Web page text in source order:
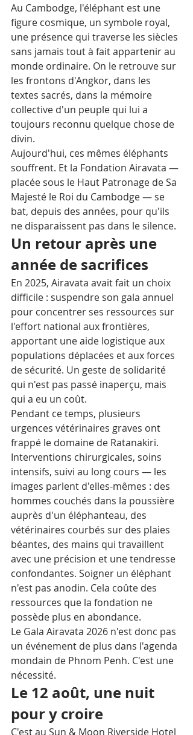
Au Cambodge, l'éléphant est une
figure cosmique, un symbole royal,
une présence qui traverse les siècles
sans jamais tout à fait appartenir au
monde ordinaire. On le retrouve sur
les frontons d'Angkor, dans les
textes sacrés, dans la mémoire
collective d'un peuple qui lui a
toujours reconnu quelque chose de
divin.
Aujourd'hui, ces mêmes éléphants
souffrent. Et la Fondation Airavata —
placée sous le Haut Patronage de Sa
Majesté le Roi du Cambodge — se
bat, depuis des années, pour qu'ils
ne disparaissent pas dans le silence.
Un retour après une
année de sacrifices
En 2025, Airavata avait fait un choix
difficile : suspendre son gala annuel
pour concentrer ses ressources sur
l'effort national aux frontières,
apportant une aide logistique aux
populations déplacées et aux forces
de sécurité. Un geste de solidarité
qui n'est pas passé inaperçu, mais
qui a eu un coût.
Pendant ce temps, plusieurs
urgences vétérinaires graves ont
frappé le domaine de Ratanakiri.
Interventions chirurgicales, soins
intensifs, suivi au long cours — les
images parlent d'elles-mêmes : des
hommes couchés dans la poussière
auprès d'un éléphanteau, des
vétérinaires courbés sur des plaies
béantes, des mains qui travaillent
avec une précision et une tendresse
confondantes. Soigner un éléphant
n'est pas anodin. Cela coûte des
ressources que la fondation ne
possède plus en abondance.
Le Gala Airavata 2026 n'est donc pas
un événement de plus dans l'agenda
mondain de Phnom Penh. C'est une
nécessité.
Le 12 août, une nuit
pour y croire
C'est au Sun & Moon Riverside Hotel